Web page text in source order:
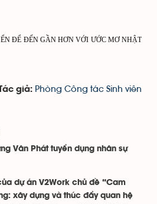
ĐỂ ĐẾN GẦN HƠN VỚI ƯỚC MƠ NHẬT
Tác giả: Phòng Công tác Sinh viên
Vân Phát tuyển dụng nhân sự
dự án V2Work chủ đề “Cam
xây dựng và thúc đẩy quan hệ